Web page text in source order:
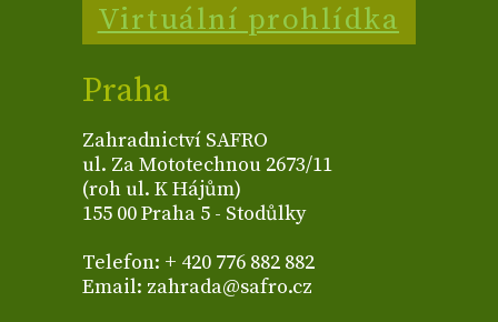
Virtuální prohlídka
Praha
Zahradnictví SAFRO
ul. Za Mototechnou 2673/11
(roh ul. K Hájům)
155 00 Praha 5 - Stodůlky
Telefon: + 420 776 882 882
Email: zahrada@safro.cz